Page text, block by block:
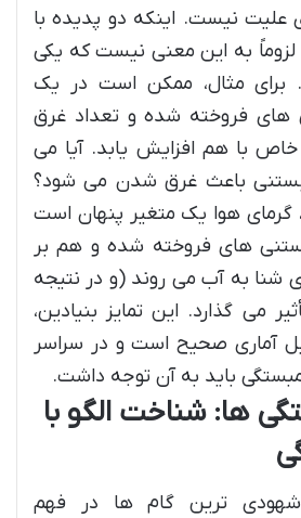
علیت نیست. اینکه دو پدیده با
لزوماً به این معنی نیست که یکی
برای مثال، ممکن است در یک
های فروخته شده و تعداد غرق
با هم افزایش یابد. آیا می
باعث غرق شدن می شود؟
گرمای هوا یک متغیر پنهان است
های فروخته شده و هم بر
شنا به آب می روند (و در نتیجه
می گذارد. این تمایز بنیادین،
آماری صحیح است و در سراسر
باید به آن توجه داشت.
ها: شناخت الگو با
ترین گام ها در فهم